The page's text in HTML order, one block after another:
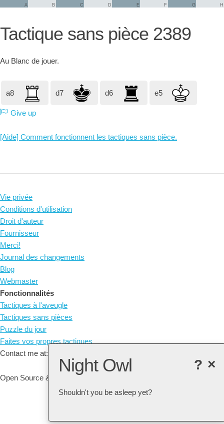
A B C D E F G H
Tactique sans pièce 2389
Au Blanc de jouer.
a8 d7 d6 e5
Give up
[Aide] Comment fonctionnent les tactiques sans pièce.
Vie privée
Conditions d'utilisation
Droit d'auteur
Fournisseur
Merci!
Journal des changements
Blog
Webmaster
Fonctionnalités
Tactiques à l'aveugle
Tactiques sans pièces
Puzzle du jour
Faites vos propres tactiques
Contact me at: arne@listudy.org
Open Source & Free Software:
×
?
Night Owl
Shouldn't you be asleep yet?